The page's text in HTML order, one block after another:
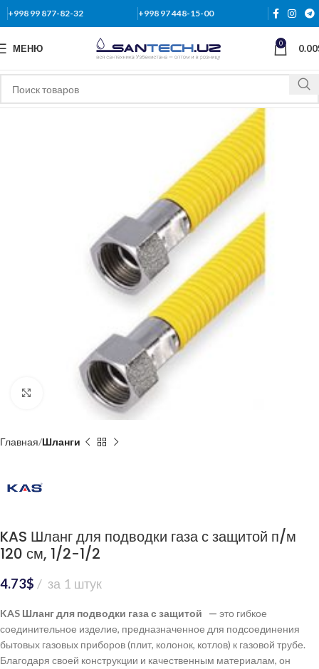
+998 99 877-82-32 +998 97 448-15-00
МЕНЮ 0 0.00
Нажмите, чтобы увеличить
Главная Шланги
KAS Шланг для подводки газа с защитой п/м
120 см, 1/2-1/2
4.73$ за 1 штук
KAS Шланг для подводки газа с защитой — это гибкое
соединительное изделие, предназначенное для подсоединения
бытовых газовых приборов (плит, колонок, котлов) к газовой трубе.
Благодаря своей конструкции и качественным материалам, он